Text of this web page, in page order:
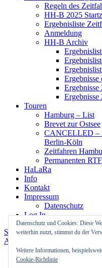
Regeln des
HH-B 2025
Ergebnisliste
Anmeldung
HH-B Archiv
Ergebnisse
Ergebnisse
Ergebnisse
Touren
Hamburg – List
Brevet zur Ostsee
CANCELLED –
Berlin-Köln
Zeitfahren
Permanenten
HaLaRa
Info
Kontakt
Impressum
Datenschutz
Log In
Stolz präsentiert von
Automattic
Datenschutz und Cookies: Diese
weiterhin nutzt, stimmst du der
Weitere Informationen,
Cookie-Richtlinie